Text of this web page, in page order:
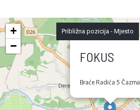
FOKUS
Braće Radića 5 Čazma
+
−
Približna pozicija - Mjesto